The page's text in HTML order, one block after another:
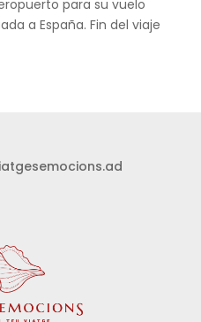
para su vuelo
a España. Fin del viaje